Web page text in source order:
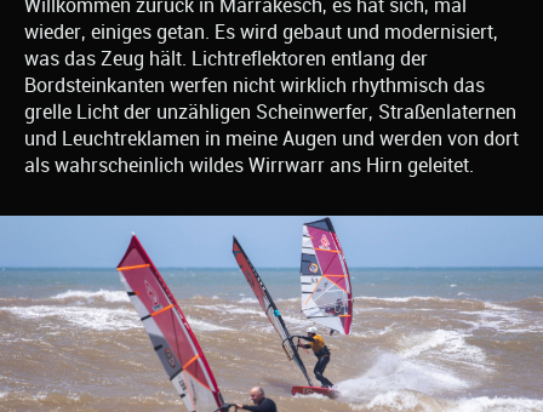
Willkommen zurück in Marrakesch, es hat sich, mal
wieder, einiges getan. Es wird gebaut und modernisiert,
was das Zeug hält. Lichtreflektoren entlang der
Bordsteinkanten werfen nicht wirklich rhythmisch das
grelle Licht der unzähligen Scheinwerfer, Straßenlaternen
und Leuchtreklamen in meine Augen und werden von dort
als wahrscheinlich wildes Wirrwarr ans Hirn geleitet.